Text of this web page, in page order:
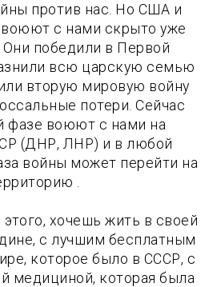
против нас. Но США и
воюют с нами скрыто уже
Они победили в Первой
всю царскую семью
вторую мировую войну
потери. Сейчас
фазе воюют с нами на
(ДНР, ЛНР) и в любой
войны может перейти на
.
хочешь жить в своей
с лучшим бесплатным
которое было в СССР, с
медициной, которая была